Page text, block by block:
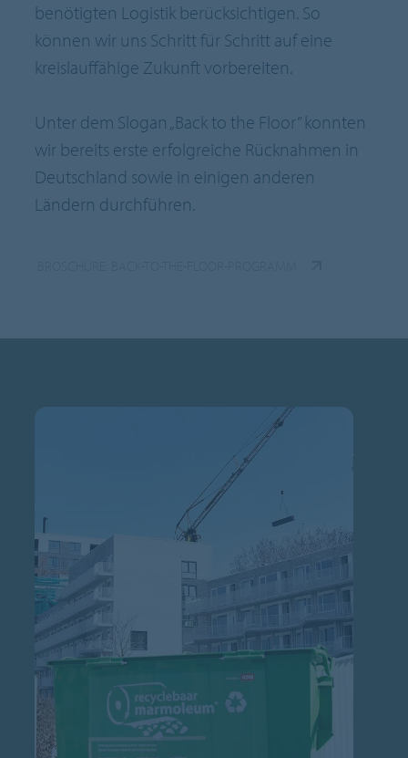
benötigten Logistik berücksichtigen. So
können wir uns Schritt für Schritt auf eine
kreislauffähige Zukunft vorbereiten.
Unter dem Slogan „Back to the Floor” konnten
wir bereits erste erfolgreiche Rücknahmen in
Deutschland sowie in einigen anderen
Ländern durchführen.